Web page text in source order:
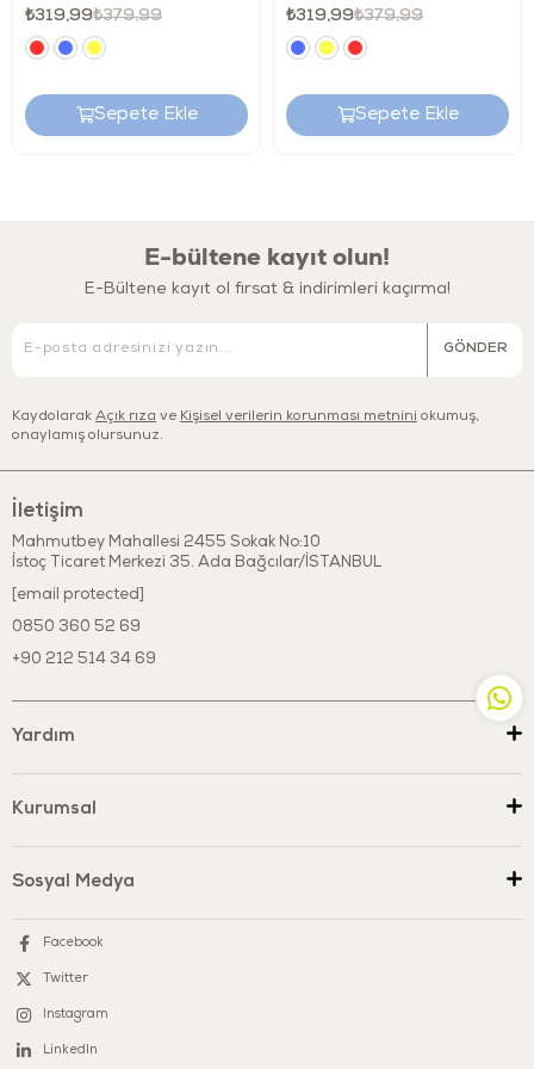
₺319,99₺379,99
Sepete Ekle
₺319,99₺379,99
Sepete Ekle
E-bültene kayıt olun!
E-Bültene kayıt ol fırsat & indirimleri kaçırma!
GÖNDER
Kaydolarak Açık rıza ve Kişisel verilerin korunması metnini okumuş,
onaylamış olursunuz.
İletişim
Mahmutbey Mahallesi 2455 Sokak No:10
İstoç Ticaret Merkezi 35. Ada Bağcılar/İSTANBUL
[email protected]
0850 360 52 69
+90 212 514 34 69
Yardım
Kurumsal
Sosyal Medya
Facebook
Twitter
Instagram
LinkedIn